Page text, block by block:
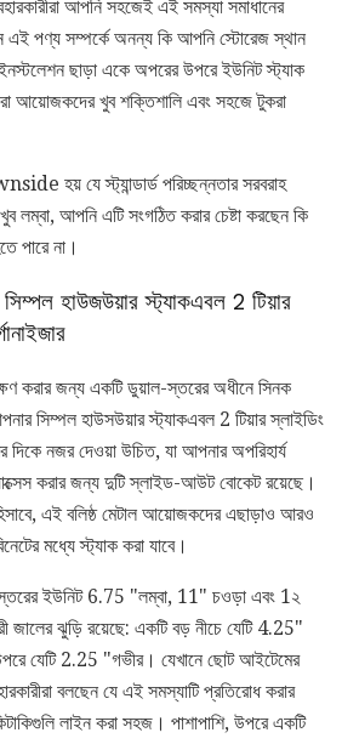
আপনি সহজেই এই সমস্যা সমাধানের
এই পণ্য সম্পর্কে অনন্য কি আপনি স্টোরেজ স্থান
ছাড়া একে অপরের উপরে ইউনিট স্ট্যাক
আয়োজকদের খুব শক্তিশালি এবং সহজে টুকরা
হয় যে স্ট্যান্ডার্ড পরিচ্ছন্নতার সরবরাহ
লম্বা, আপনি এটি সংগঠিত করার চেষ্টা করছেন কি
পারে না।
হাউজউয়ার স্ট্যাকএবল 2 টিয়ার
করার জন্য একটি ডুয়াল-স্তরের অধীনে সিনক
সিম্পল হাউসউয়ার স্ট্যাকএবল 2 টিয়ার স্লাইডিং
নজর দেওয়া উচিত, যা আপনার অপরিহার্য
করার জন্য দুটি স্লাইড-আউট বোকেট রয়েছে।
এই বলিষ্ঠ মেটাল আয়োজকদের এছাড়াও আরও
মধ্যে স্ট্যাক করা যাবে।
ইউনিট 6.75 "লম্বা, 11" চওড়া এবং 1২
জালের ঝুড়ি রয়েছে: একটি বড় নীচে যেটি 4.25"
যেটি 2.25 "গভীর। যেখানে ছোট আইটেমের
বলছেন যে এই সমস্যাটি প্রতিরোধ করার
লাইন করা সহজ। পাশাপাশি, উপরে একটি